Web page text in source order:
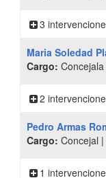
3
Maria Soledad
Cargo:
2
Pedro Armas
Cargo: Concejal
1